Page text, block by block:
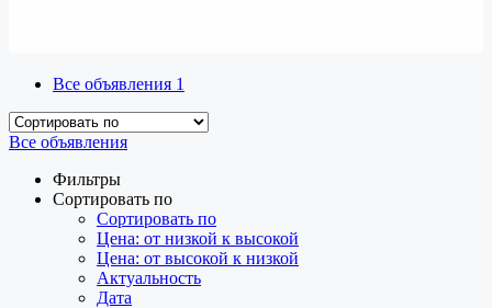
Все объявления 1
Все объявления
Фильтры
Сортировать по
Сортировать по
Цена: от низкой к высокой
Цена: от высокой к низкой
Актуальность
Дата